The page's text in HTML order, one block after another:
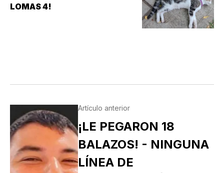
LOMAS 4!
Artículo anterior
¡LE PEGARON 18
BALAZOS! - NINGUNA
LÍNEA DE